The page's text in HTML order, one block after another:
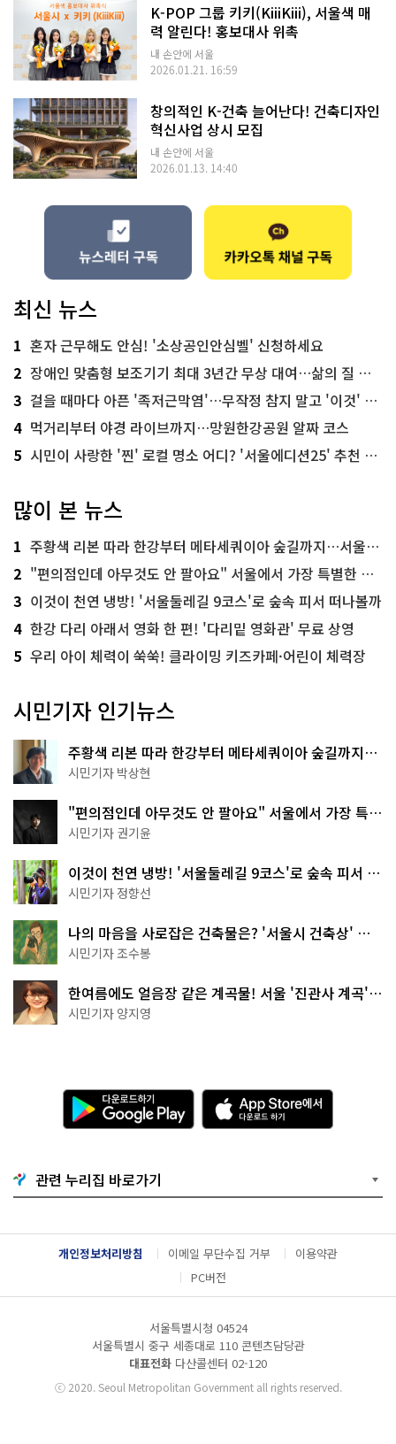
K-POP 그룹 키키(KiiiKiii), 서울색 매
력 알린다! 홍보대사 위촉
내 손안에 서울
2026.01.21. 16:59
창의적인 K-건축 늘어난다! 건축디자인
혁신사업 상시 모집
내 손안에 서울
2026.01.13. 14:40
최신 뉴스
1 혼자 근무해도 안심! '소상공인안심벨' 신청하세요
2 장애인 맞춤형 보조기기 최대 3년간 무상 대여…삶의 질 높인다
3 걸을 때마다 아픈 '족저근막염'…무작정 참지 말고 '이것' 해보세요!
4 먹거리부터 야경 라이브까지…망원한강공원 알짜 코스
5 시민이 사랑한 '찐' 로컬 명소 어디? '서울에디션25' 추천 코스
많이 본 뉴스
1 주황색 리본 따라 한강부터 메타세쿼이아 숲길까지…서울둘레길 15코스
2 "편의점인데 아무것도 안 팔아요" 서울에서 가장 특별한 편의점의 정체
3 이것이 천연 냉방! '서울둘레길 9코스'로 숲속 피서 떠나볼까
4 한강 다리 아래서 영화 한 편! '다리밑 영화관' 무료 상영
5 우리 아이 체력이 쑥쑥! 클라이밍 키즈카페·어린이 체력장
시민기자 인기뉴스
주황색 리본 따라 한강부터 메타세쿼이아 숲길까지…
서울둘레길 15코스
시민기자 박상현
"편의점인데 아무것도 안 팔아요" 서울에서 가장 특별
한 편의점의 정체
시민기자 권기윤
이것이 천연 냉방! '서울둘레길 9코스'로 숲속 피서 떠
나볼까
시민기자 정향선
나의 마음을 사로잡은 건축물은? '서울시 건축상' 수
상작 공개!
시민기자 조수봉
한여름에도 얼음장 같은 계곡물! 서울 '진관사 계곡'이
천국이네~
시민기자 양지영
다
운
로
기
G
o
g
l
e
l
A
p
p
e
서
다
운
드
관련 누리집 바로가기
개인정보처리방침 이메일 무단수집 거부
이용약관
PC버전
서울특별시청 04524
서울특별시 중구 세종대로 110 콘텐츠담당관
대표전화 다산콜센터 02-120
ⓒ2020. Seoul Metropolitan Government all rights reserved.